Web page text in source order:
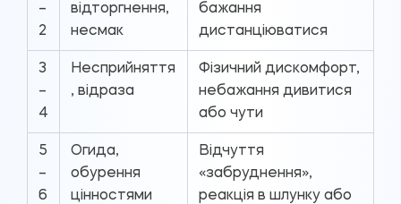
–
2
відторгнення,
несмак
бажання
дистанціюватися
3
–
4
Несприйняття
, відраза
Фізичний дискомфорт,
небажання дивитися
або чути
5
–
6
Огида,
обурення
цінностями
Відчуття
«забруднення»,
реакція в шлунку або